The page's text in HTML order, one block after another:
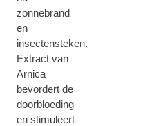
zonnebrand
en
insectensteken.
Extract van
Arnica
bevordert de
doorbloeding
en stimuleert